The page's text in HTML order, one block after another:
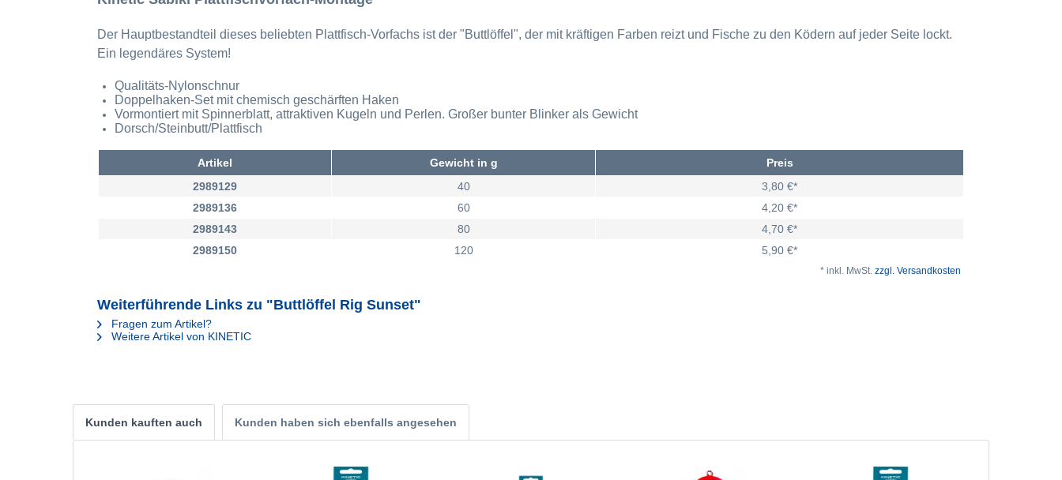
Der Hauptbestandteil dieses beliebten Plattfisch-Vorfachs ist der "Buttlöffel", der mit kräftigen Farben reizt und Fische zu den Ködern auf jeder Seite lockt.
Ein legendäres System!
Qualitäts-Nylonschnur
Doppelhaken-Set mit chemisch geschärften Haken
Vormontiert mit Spinnerblatt, attraktiven Kugeln und Perlen. Großer bunter Blinker als Gewicht
Dorsch/Steinbutt/Plattfisch
Artikel Gewicht in g
Preis
2989129
40
3,80 €*
2989136
60
4,20 €*
2989143
80
4,70 €*
2989150
120 5,90 €*
* inkl. MwSt. zzgl. Versandkosten
Weiterführende Links zu "Buttlöffel Rig Sunset"
Fragen zum Artikel?
Weitere Artikel von KINETIC
Kunden kauften auch Kunden haben sich ebenfalls angesehen